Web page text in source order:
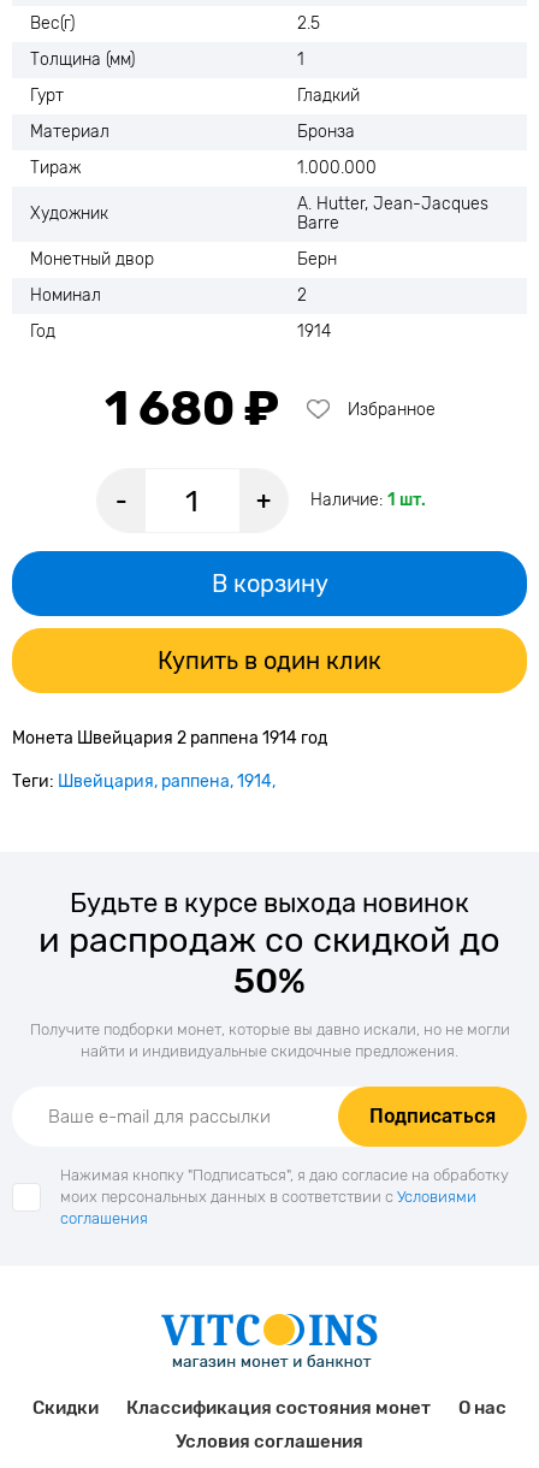
Вес(г)
2.5
Толщина (мм)
1
Гурт
Гладкий
Материал
Бронза
Тираж
1.000.000
Художник
A. Hutter, Jean-Jacques
Barre
Монетный двор
Берн
Номинал
2
Год
1914
1 680 ₽ Избранное
- + Наличие: 1 шт.
В корзину
Купить в один клик
Монета Швейцария 2 раппена 1914 год
Теги: Швейцария раппена 1914
Будьте в курсе выхода новинок
и распродаж со скидкой до
50%
Получите подборки монет, которые вы давно искали, но не могли
найти и индивидуальные скидочные предложения.
Подписаться
Нажимая кнопку "Подписаться", я даю согласие на обработку
моих персональных данных в соответствии с Условиями
соглашения
Скидки Классификация состояния монет
О нас
Условия соглашения